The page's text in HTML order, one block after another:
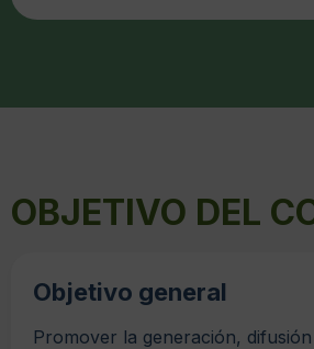
OBJETIVO DEL
Objetivo general
Promover la generación,